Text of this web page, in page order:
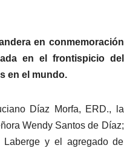
en conmemoración
en el frontispicio del
en el mundo.
Díaz Morfa, ERD., la
Wendy Santos de Díaz;
Laberge y el agregado de